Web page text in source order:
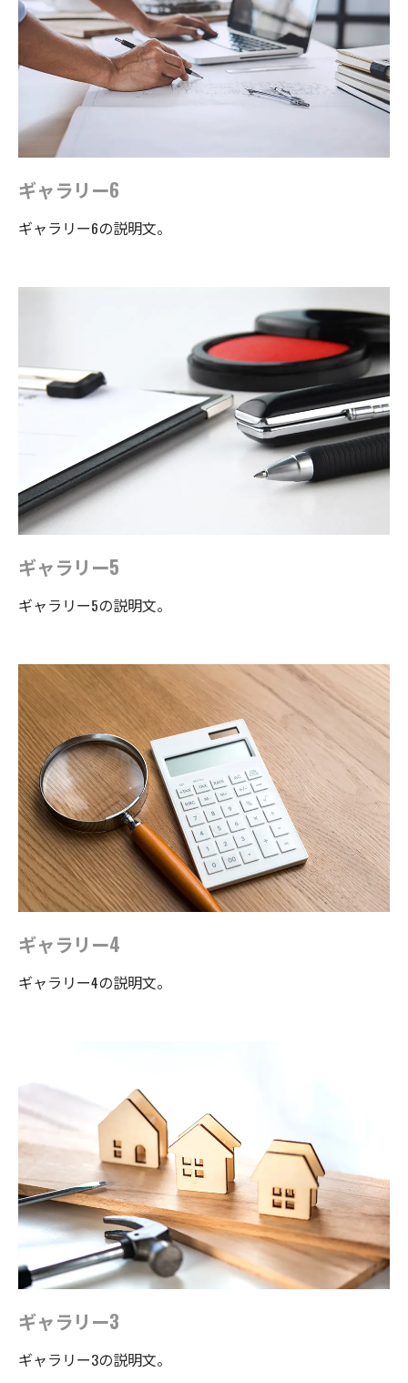
ギャラリー6
ギャラリー6の説明文。
ギャラリー5
ギャラリー5の説明文。
ギャラリー4
ギャラリー4の説明文。
ギャラリー3
ギャラリー3の説明文。